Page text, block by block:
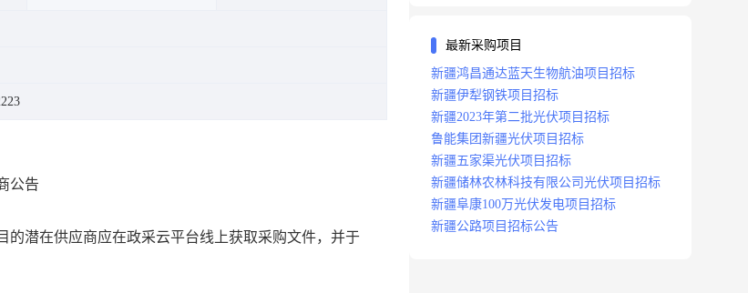
公告
的潜在供应商应在政采云平台线上获取采购文件，并于
最新采购项目
新疆鸿昌通达蓝天生物航油项目招标
新疆伊犁钢铁项目招标
新疆2023年第二批光伏项目招标
鲁能集团新疆光伏项目招标
新疆五家渠光伏项目招标
新疆储林农林科技有限公司光伏项目招标
新疆阜康100万光伏发电项目招标
新疆公路项目招标公告